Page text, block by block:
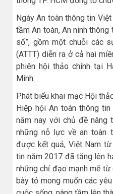
Ngày An toàn thông tin
tầm An toàn, An ninh
số”, gồm một chuỗi các
(ATTT) diễn ra ở cả hai
phiên hội thảo chính tại
Minh.
Phát biểu khai mạc Hội
Hiệp hội An toàn thông
năm nay với chủ đề nâng
những nỗ lực về an toàn
được kết quả, Việt Nam
tin năm 2017 đã tăng lên
những chỉ đạo mạnh mẽ
bày tỏ mong muốn các